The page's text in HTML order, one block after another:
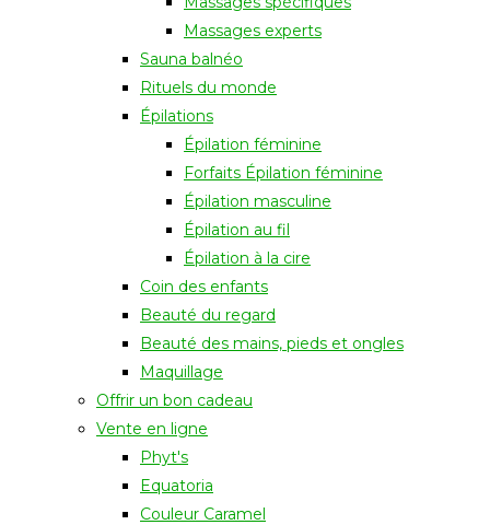
Massages experts
Sauna balnéo
Rituels du monde
Épilations
Épilation féminine
Forfaits Épilation féminine
Épilation masculine
Épilation au fil
Épilation à la cire
Coin des enfants
Beauté du regard
Beauté des mains, pieds et ongles
Maquillage
Offrir un bon cadeau
Vente en ligne
Phyt's
Equatoria
Couleur Caramel